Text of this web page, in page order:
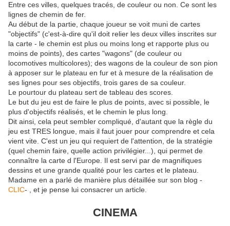
Entre ces villes, quelques tracés, de couleur ou non. Ce sont les
lignes de chemin de fer.
Au début de la partie, chaque joueur se voit muni de cartes
"objectifs" (c'est-à-dire qu'il doit relier les deux villes inscrites sur
la carte - le chemin est plus ou moins long et rapporte plus ou
moins de points), des cartes "wagons" (de couleur ou
locomotives multicolores); des wagons de la couleur de son pion
à apposer sur le plateau en fur et à mesure de la réalisation de
ses lignes pour ses objectifs, trois gares de sa couleur.
Le pourtour du plateau sert de tableau des scores.
Le but du jeu est de faire le plus de points, avec si possible, le
plus d'objectifs réalisés, et le chemin le plus long.
Dit ainsi, cela peut sembler compliqué, d'autant que la règle du
jeu est TRES longue, mais il faut jouer pour comprendre et cela
vient vite. C'est un jeu qui requiert de l'attention, de la stratégie
(quel chemin faire, quelle action privilégier...), qui permet de
connaître la carte d l'Europe. Il est servi par de magnifiques
dessins et une grande qualité pour les cartes et le plateau.
Madame en a parlé de manière plus détaillée sur son blog -
CLIC- , et je pense lui consacrer un article.
CINEMA